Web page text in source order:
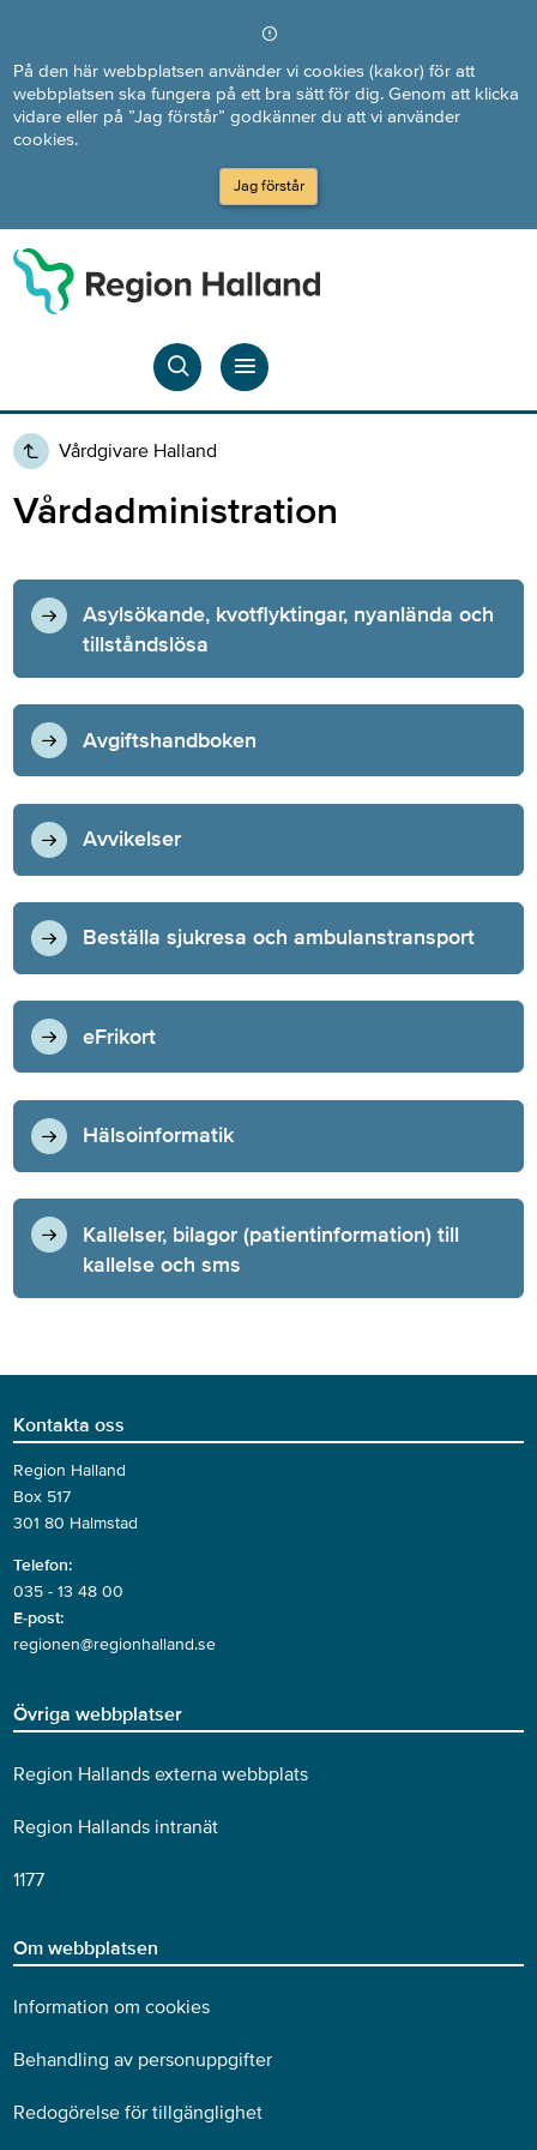
På den här webbplatsen använder vi cookies (kakor) för att
webbplatsen ska fungera på ett bra sätt för dig. Genom att klicka
vidare eller på ”Jag förstår” godkänner du att vi använder
cookies.
Jag förstår
Vårdgivare Halland
Vårdadministration
Asylsökande, kvotflyktingar, nyanlända och
tillståndslösa
Avgiftshandboken
Avvikelser
Beställa sjukresa och ambulanstransport
eFrikort
Hälsoinformatik
Kallelser, bilagor (patientinformation) till
kallelse och sms
Kontakta oss
Region Halland
Box 517
301 80 Halmstad
Telefon:
035 - 13 48 00
E-post:
regionen@regionhalland.se
Övriga webbplatser
Region Hallands externa webbplats
Region Hallands intranät
1177
Om webbplatsen
Information om cookies
Behandling av personuppgifter
Redogörelse för tillgänglighet